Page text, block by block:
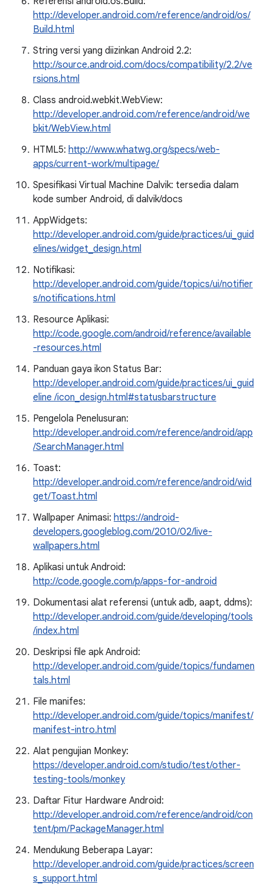
http://developer.android.com/reference/android/os/
Build.html
String versi yang diizinkan Android 2.2:
http://source.android.com/docs/compatibility/2.2/ve
rsions.html
Class android.webkit.WebView:
http://developer.android.com/reference/android/we
bkit/WebView.html
HTML5: http://www.whatwg.org/specs/web-
apps/current-work/multipage/
Spesifikasi Virtual Machine Dalvik: tersedia dalam
kode sumber Android, di dalvik/docs
AppWidgets:
http://developer.android.com/guide/practices/ui_guid
elines/widget_design.html
Notifikasi:
http://developer.android.com/guide/topics/ui/notifier
s/notifications.html
Resource Aplikasi:
http://code.google.com/android/reference/available
-resources.html
Panduan gaya ikon Status Bar:
http://developer.android.com/guide/practices/ui_guid
eline /icon_design.html#statusbarstructure
Pengelola Penelusuran:
http://developer.android.com/reference/android/app
/SearchManager.html
Toast:
http://developer.android.com/reference/android/wid
get/Toast.html
Wallpaper Animasi: https://android-
developers.googleblog.com/2010/02/live-
wallpapers.html
Aplikasi untuk Android:
http://code.google.com/p/apps-for-android
Dokumentasi alat referensi (untuk adb, aapt, ddms):
http://developer.android.com/guide/developing/tools
/index.html
Deskripsi file apk Android:
http://developer.android.com/guide/topics/fundamen
tals.html
File manifes:
http://developer.android.com/guide/topics/manifest/
manifest-intro.html
Alat pengujian Monkey:
https://developer.android.com/studio/test/other-
testing-tools/monkey
Daftar Fitur Hardware Android:
http://developer.android.com/reference/android/con
tent/pm/PackageManager.html
Mendukung Beberapa Layar:
http://developer.android.com/guide/practices/screen
s_support.html